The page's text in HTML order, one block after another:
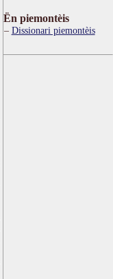
Ën piemontèis
Dissionari piemontèis